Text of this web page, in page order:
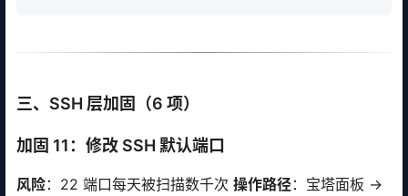
三、SSH 层加固（6 项）
加固 11：修改 SSH 默认端口
风险：22 端口每天被扫描数千次 操作路径：宝塔面板 →